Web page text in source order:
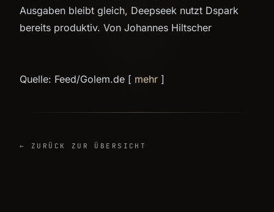
Ausgaben bleibt gleich, Deepseek nutzt Dspark
bereits produktiv. Von Johannes Hiltscher
Quelle: Feed/Golem.de [ mehr ]
← ZURÜCK ZUR ÜBERSICHT